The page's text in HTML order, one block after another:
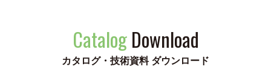
CatalogDownload
カタログ・技術資料 ダウンロード